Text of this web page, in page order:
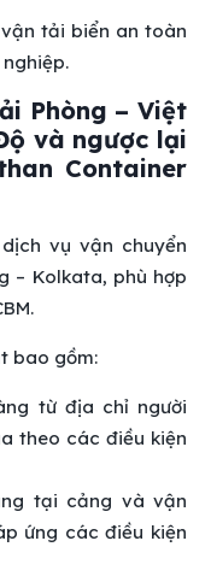
tải biển an toàn
Phòng – Việt
và ngược lại
Container
vụ vận chuyển
– Kolkata, phù hợp
bao gồm:
từ địa chỉ người
theo các điều kiện
tại cảng và vận
ứng các điều kiện